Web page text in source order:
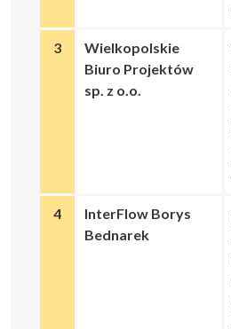
3
Wielkopolskie
Biuro Projektów
sp. z o.o.
4
InterFlow Borys
Bednarek